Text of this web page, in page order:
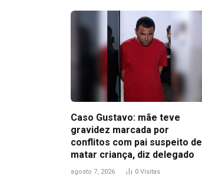
Caso Gustavo: mãe teve
gravidez marcada por
conflitos com pai suspeito de
matar criança, diz delegado
agosto 7, 2026 0 Visitas